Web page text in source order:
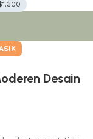
Desain